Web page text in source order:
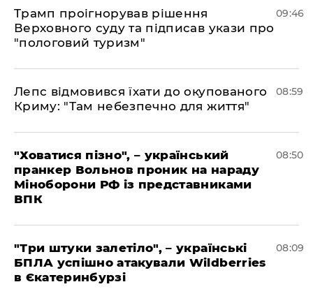
Трамп проігнорував рішення
Верховного суду та підписав укази про
"пологовий туризм"
09:46
Лепс відмовився їхати до окупованого
Криму: "Там небезпечно для життя"
08:59
"Ховатися пізно", – український
пранкер Вольнов проник на нараду
Міноборони РФ із представниками
ВПК
08:50
"Три штуки залетіло", – українські
БПЛА успішно атакували Wildberries
в Єкатеринбурзі
08:09